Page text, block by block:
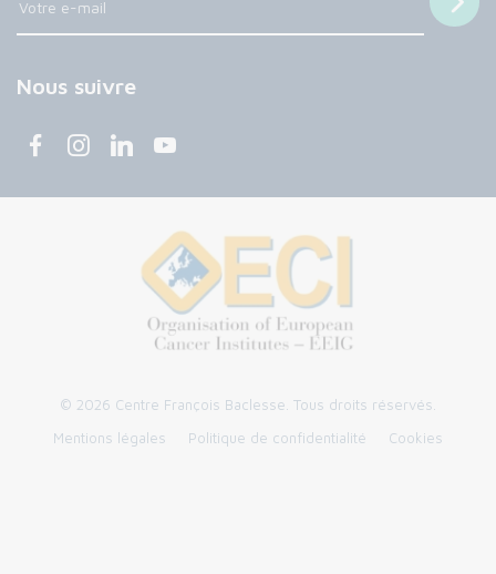
Nous suivre
© 2026 Centre François Baclesse. Tous droits réservés.
Mentions légales
Politique de confidentialité Cookies